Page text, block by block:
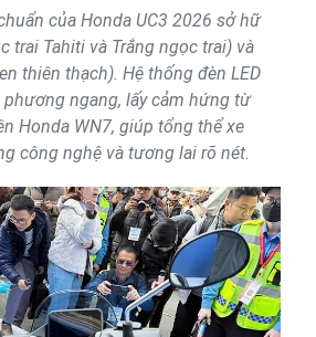
của Honda UC3 2026 sở hữ
trai Tahiti và Trắng ngọc trai) và
thiên thạch). Hệ thống đèn LED
ngang, lấy cảm hứng từ
Honda WN7, giúp tổng thể xe
công nghệ và tương lai rõ nét.